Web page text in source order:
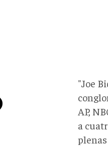
"Joe
AP,
a